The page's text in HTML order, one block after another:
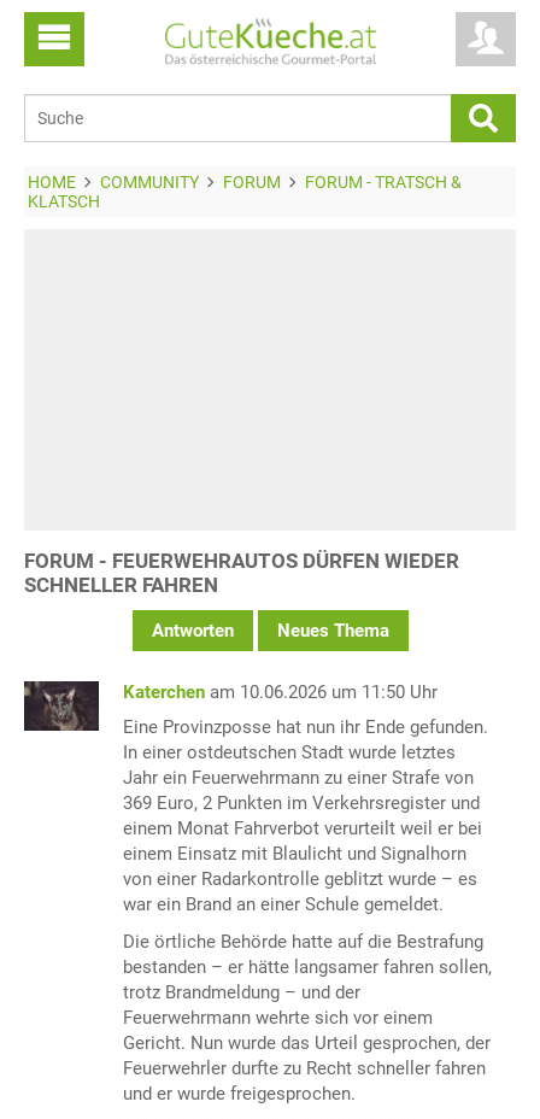
HOME COMMUNITY FORUM
FORUM - TRATSCH &
KLATSCH
FORUM - FEUERWEHRAUTOS DÜRFEN WIEDER
SCHNELLER FAHREN
Antworten Neues Thema
Katerchen am 10.06.2026 um 11:50 Uhr
Eine Provinzposse hat nun ihr Ende gefunden.
In einer ostdeutschen Stadt wurde letztes
Jahr ein Feuerwehrmann zu einer Strafe von
369 Euro, 2 Punkten im Verkehrsregister und
einem Monat Fahrverbot verurteilt weil er bei
einem Einsatz mit Blaulicht und Signalhorn
von einer Radarkontrolle geblitzt wurde – es
war ein Brand an einer Schule gemeldet.
Die örtliche Behörde hatte auf die Bestrafung
bestanden – er hätte langsamer fahren sollen,
trotz Brandmeldung – und der
Feuerwehrmann wehrte sich vor einem
Gericht. Nun wurde das Urteil gesprochen, der
Feuerwehrler durfte zu Recht schneller fahren
und er wurde freigesprochen.